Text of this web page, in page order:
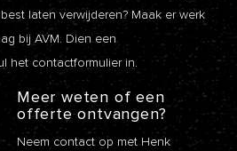
laten verwijderen? Maak er werk
bij AVM. Dien een
het contactformulier in.
Meer weten of een
offerte ontvangen?
Neem contact op met Henk